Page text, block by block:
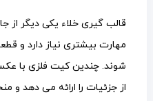
قالب گیری خلاء یکی دیگر از
مهارت بیشتری نیاز دارد و
شوند. چندین کیت فلزی با
از جزئیات را ارائه می دهد و